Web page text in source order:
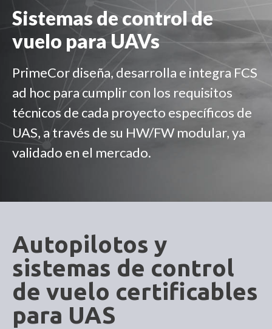
Sistemas de control de
vuelo paraUAVs
PrimeCor diseña, desarrolla e integra FCS
ad hoc para cumplir con los requisitos
técnicos de cada proyecto específicos de
UAS, a través de su HW/FW modular, ya
validado en el mercado.
Autopilotos y
sistemas de control
de vuelo certificables
para UAS